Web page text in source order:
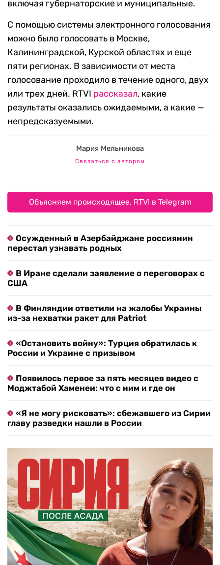
включая губернаторские и муниципальные.
С помощью системы электронного голосования
можно было голосовать в Москве,
Калининградской, Курской областях и еще
пяти регионах. В зависимости от места
голосование проходило в течение одного, двух
или трех дней. RTVI рассказал, какие
результаты оказались ожидаемыми, а какие —
непредсказуемыми.
Мария Мельникова
Связаться с автором
Объясняем происходящее. RTVI в Telegram
Осужденный в Азербайджане россиянин
перестал узнавать родных
В Иране сделали заявление о переговорах с
США
В Финляндии ответили на жалобы Украины
из-за нехватки ракет для Patriot
«Остановить войну»: Турция обратилась к
России и Украине с призывом
Появилось первое за пять месяцев видео с
Моджтабой Хаменеи: что с ним и где он
«Я не могу рисковать»: сбежавшего из Сирии
главу разведки нашли в России